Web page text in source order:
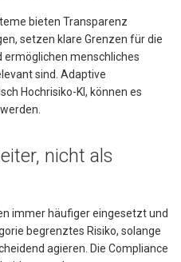
bieten Transparenz
setzen klare Grenzen für die
ermöglichen menschliches
sind. Adaptive
Hochrisiko-KI, können es
nicht als
immer häufiger eingesetzt und
begrenztes Risiko, solange
agieren. Die Compliance